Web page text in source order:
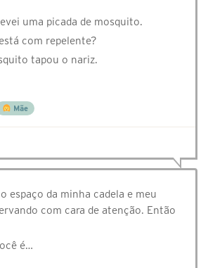
uma picada de mosquito.
com repelente?
tapou o nariz.
Mãe
espaço da minha cadela e meu
com cara de atenção. Então
é…